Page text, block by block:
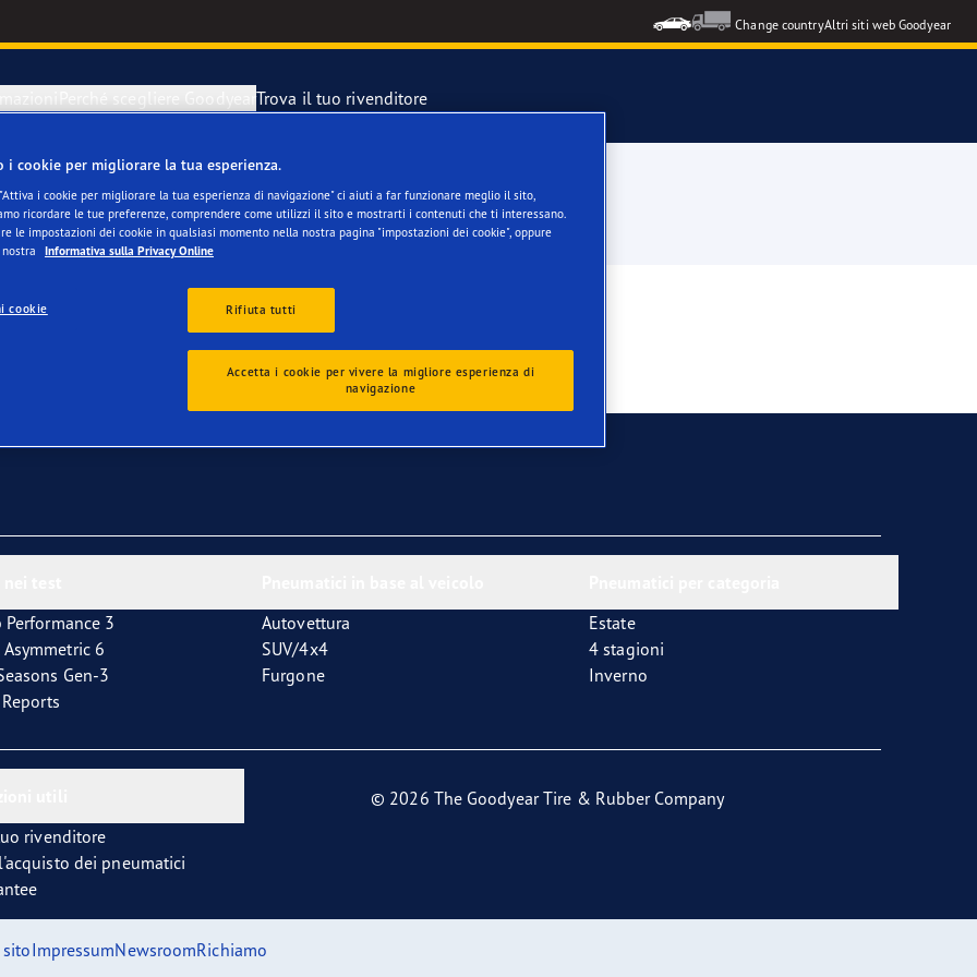
Change countryAltri siti web Goodyear
di un pneumatici sgonfio
di scorta
Perché scegliere Goodyear
Blimp
RACING
Trova il tuo rivenditore
stagioni rispetto a qualsiasi altro brand testato
Performance 3
Asymmetric 6
Gen-3
Autovettura
SUV/4x4
Furgone
Estate
4 stagioni
Inverno
rivenditore
dei pneumatici
© 2026 The Goodyear Tire & Rubber Company
ImpressumNewsroomRichiamo
i cookie per migliorare la tua esperienza.
i cookie per migliorare la tua esperienza di navigazione" ci aiuti a far funzionare meglio il sito,
ricordare le tue preferenze, comprendere come utilizzi il sito e mostrarti i contenuti che ti interessano.
le impostazioni dei cookie in qualsiasi momento nella nostra pagina "impostazioni dei cookie", oppure
Informativa sulla Privacy Online
cookie Rifiuta tutti
Accetta i cookie per vivere la migliore esperienza di
navigazione